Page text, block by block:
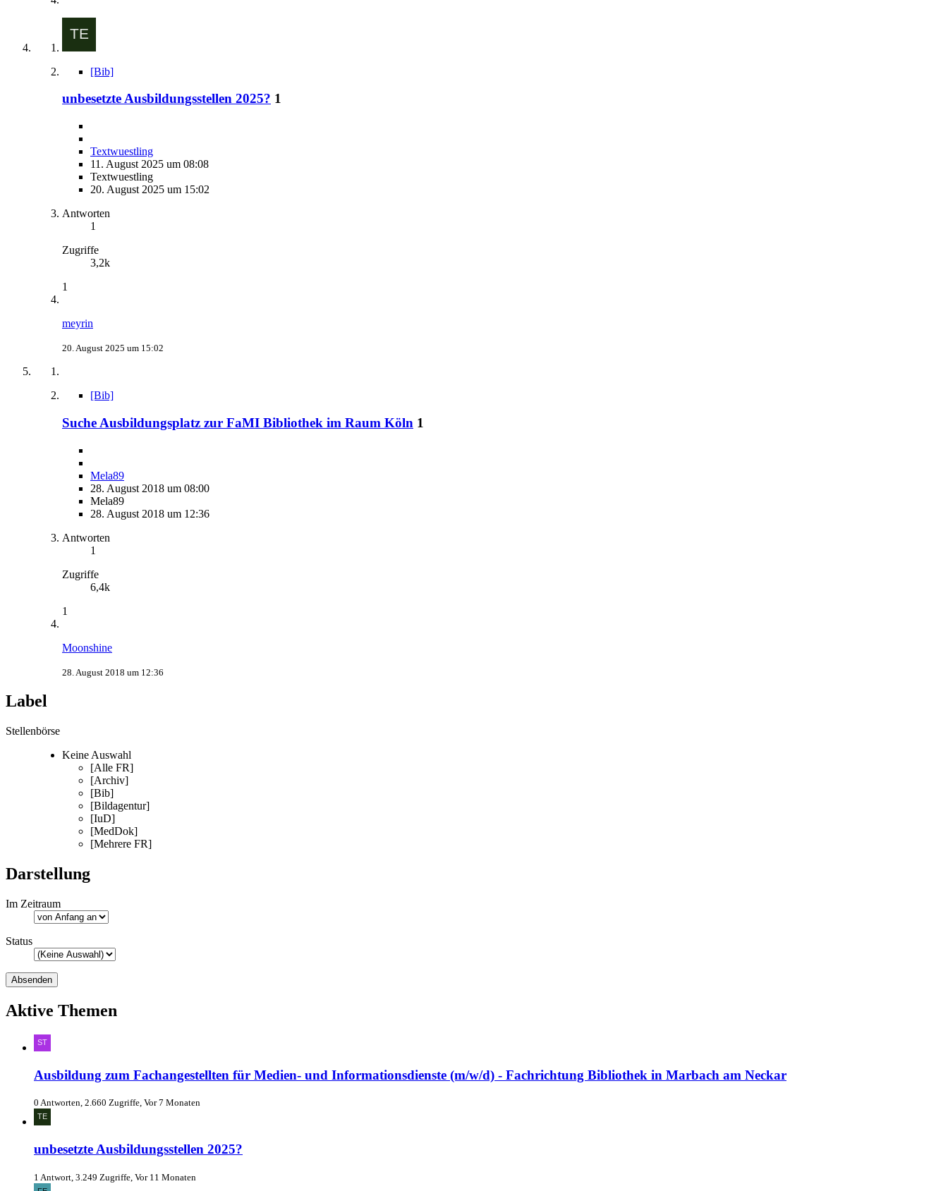
[Bib]
unbesetzte Ausbildungsstellen 2025? 1
Textwuestling
11. August 2025 um 08:08
Textwuestling
20. August 2025 um 15:02
Antworten
1
Zugriffe
3,2k
1
meyrin
20. August 2025 um 15:02
[Bib]
Suche Ausbildungsplatz zur FaMI Bibliothek im Raum Köln 1
Mela89
28. August 2018 um 08:00
Mela89
28. August 2018 um 12:36
Antworten
1
Zugriffe
6,4k
1
Moonshine
28. August 2018 um 12:36
Label
Stellenbörse
Keine Auswahl
[Alle FR]
[Archiv]
[Bib]
[Bildagentur]
[IuD]
[MedDok]
[Mehrere FR]
Darstellung
Im Zeitraum
Status
Aktive Themen
Ausbildung zum Fachangestellten für Medien- und Informationsdienste (m/w/d) - Fachrichtung Bibliothek in Marbach am Neckar
0 Antworten, 2.660 Zugriffe, Vor 7 Monaten
unbesetzte Ausbildungsstellen 2025?
1 Antwort, 3.249 Zugriffe, Vor 11 Monaten